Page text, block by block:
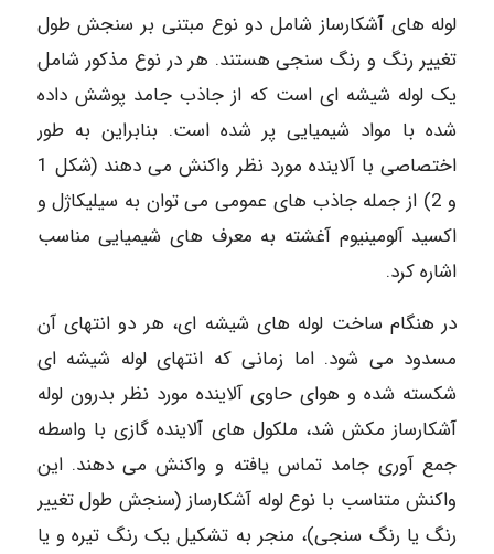
لوله های آشکارساز شامل دو نوع مبتنی بر سنجش طول
تغییر رنگ و رنگ سنجی هستند. هر در نوع مذکور شامل
یک لوله شیشه ای است که از جاذب جامد پوشش داده
شده با مواد شیمیایی پر شده است. بنابراین به طور
اختصاصی با آلاینده مورد نظر واکنش می دهند (شکل 1
و 2) از جمله جاذب های عمومی می توان به سیلیکاژل و
اکسید آلومینیوم آغشته به معرف های شیمیایی مناسب
اشاره کرد.
در هنگام ساخت لوله های شیشه ای، هر دو انتهای آن
مسدود می شود. اما زمانی که انتهای لوله شیشه ای
شکسته شده و هوای حاوی آلاینده مورد نظر بدرون لوله
آشکارساز مکش شد، ملکول های آلاینده گازی با واسطه
جمع آوری جامد تماس یافته و واکنش می دهند. این
واکنش متناسب با نوع لوله آشکارساز (سنجش طول تغییر
رنگ یا رنگ سنجی)، منجر به تشکیل یک رنگ تیره و یا